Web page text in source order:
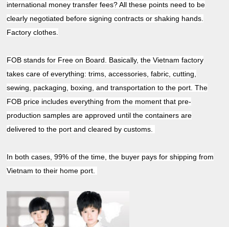
international money transfer fees? All these points need to be
clearly negotiated before signing contracts or shaking hands.
Factory clothes.
FOB stands for Free on Board. Basically, the Vietnam factory
takes care of everything: trims, accessories, fabric, cutting,
sewing, packaging, boxing, and transportation to the port. The
FOB price includes everything from the moment that pre-
production samples are approved until the containers are
delivered to the port and cleared by customs.
In both cases, 99% of the time, the buyer pays for shipping from
Vietnam to their home port.